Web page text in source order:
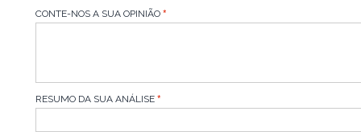
CONTE-NOS A SUA OPINIÃO
RESUMO DA SUA ANÁLISE